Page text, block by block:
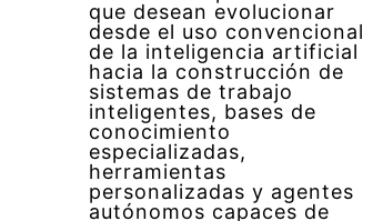
que desean evolucionar
desde el uso convencional
de la inteligencia artificial
hacia la construcción de
sistemas de trabajo
inteligentes, bases de
conocimiento
especializadas,
herramientas
personalizadas y agentes
autónomos capaces de